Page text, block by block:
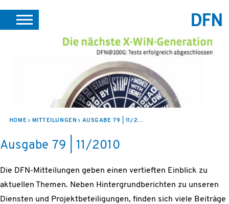
PORTALE SUPPORT JOBS LEICHTE SPRACHE
HOME MITTEILUNGEN AUSGABE 79 | 11/2010
Ausgabe 79 | 11/2010
Die DFN-Mitteilungen geben einen vertieften Einblick zu
aktuellen Themen. Neben Hintergrundberichten zu unseren
Diensten und Projektbeteiligungen, finden sich viele Beiträge